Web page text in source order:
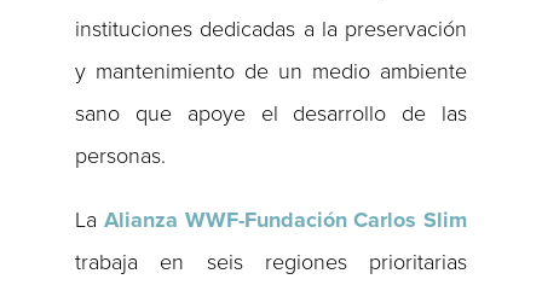
instituciones dedicadas a la preservación
y mantenimiento de un medio ambiente
sano que apoye el desarrollo de las
personas.
La Alianza WWF-Fundación Carlos Slim
trabaja en seis regiones prioritarias